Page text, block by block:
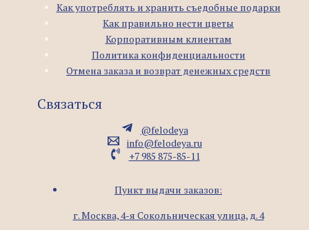
Как употреблять и хранить съедобные подарки
Как правильно нести цветы
Корпоративным клиентам
Политика конфиденциальности
Отмена заказа и возврат денежных средств
Связаться
@felodeya
info@felodeya.ru
+7 985 875-85-11
Пункт выдачи заказов:
г. Москва, 4-я Сокольническая улица, д. 4